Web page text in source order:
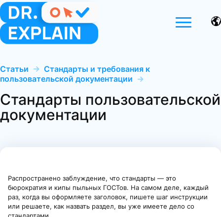
Статьи → Стандарты и требования к
пользовательской документации →
Стандарты пользовательской
документации
Распространено заблуждение, что стандарты — это
бюрократия и кипы пыльных ГОСТов. На самом деле, каждый
раз, когда вы оформляете заголовок, пишете шаг инструкции
или решаете, как назвать раздел, вы уже имеете дело со